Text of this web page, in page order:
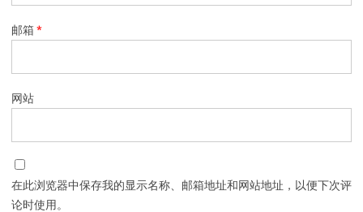
邮箱*
网站
在此浏览器中保存我的显示名称、邮箱地址和网站地址，以便下次评
论时使用。